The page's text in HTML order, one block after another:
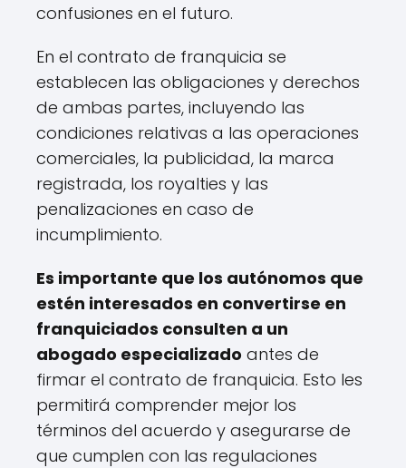
confusiones en el futuro.
En el contrato de franquicia se
establecen las obligaciones y derechos
de ambas partes, incluyendo las
condiciones relativas a las operaciones
comerciales, la publicidad, la marca
registrada, los royalties y las
penalizaciones en caso de
incumplimiento.
Es importante que los autónomos que
estén interesados en convertirse en
franquiciados consulten a un
abogado especializado antes de
firmar el contrato de franquicia. Esto les
permitirá comprender mejor los
términos del acuerdo y asegurarse de
que cumplen con las regulaciones